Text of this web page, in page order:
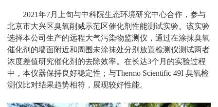
2021年7月上旬与中科院生态环境研究中心合作，参与
北京市大兴区臭氧削减示范区催化剂性能测试实验。该实验
选择本公司生产的远程大气污染物监测仪 ，通过在涂抹臭氧
催化剂的墙面附近和周围未涂抹处分别放置检测仪测试两者
浓度差值研究催化剂的去除效率。在长达3个月的实验过程
中，本仪器保持良好稳定性；与Thermo Scientific 49I 臭氧检
测仪比对结果趋势相符，展现较好性能。